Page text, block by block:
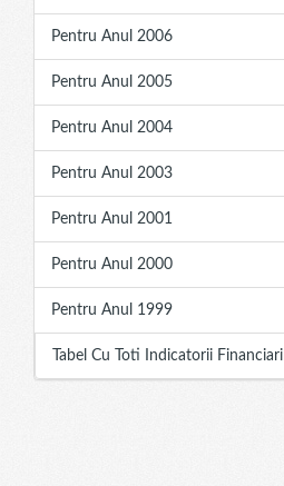
Pentru Anul 2006
Pentru Anul 2005
Pentru Anul 2004
Pentru Anul 2003
Pentru Anul 2001
Pentru Anul 2000
Pentru Anul 1999
Tabel Cu Toti Indicatorii Financiari